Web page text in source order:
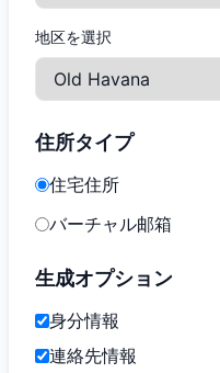
地区を選択
住所タイプ
住宅住所
バーチャル邮箱
生成オプション
身分情報
連絡先情報